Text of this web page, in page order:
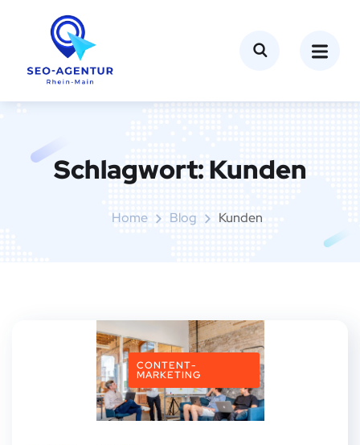
Schlagwort:Kunden
Home Blog Kunden
CONTENT-
MARKETING